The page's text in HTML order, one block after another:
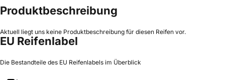
Produktbeschreibung
Aktuell liegt uns keine Produktbeschreibung für diesen Reifen vor.
EU Reifenlabel
Die Bestandteile des EU Reifenlabels im Überblick